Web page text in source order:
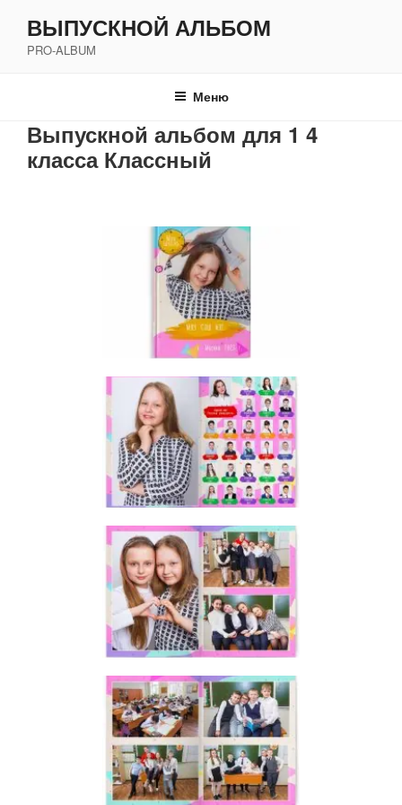
содержимому
ВЫПУСКНОЙ АЛЬБОМ
PRO-ALBUM
Меню
Выпускной альбом для 1 4
класса Классный